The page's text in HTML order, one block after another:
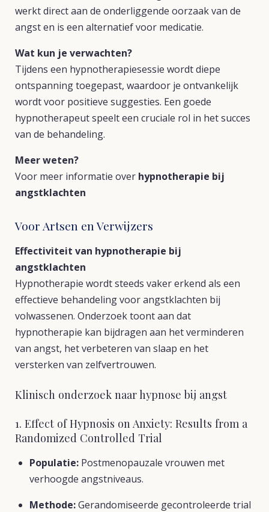
werkt direct aan de onderliggende oorzaak van de
angst en is een alternatief voor medicatie.
Wat kun je verwachten?
Tijdens een hypnotherapiesessie wordt diepe
ontspanning toegepast, waardoor je ontvankelijk
wordt voor positieve suggesties. Een goede
hypnotherapeut speelt een cruciale rol in het succes
van de behandeling.
Meer weten?
Voor meer informatie over hypnotherapie bij
angstklachten
Voor Artsen en Verwijzers
Effectiviteit van hypnotherapie bij
angstklachten
Hypnotherapie wordt steeds vaker erkend als een
effectieve behandeling voor angstklachten bij
volwassenen. Onderzoek toont aan dat
hypnotherapie kan bijdragen aan het verminderen
van angst, het verbeteren van slaap en het
versterken van zelfvertrouwen.
Klinisch onderzoek naar hypnose bij angst
1. Effect of Hypnosis on Anxiety: Results from a
Randomized Controlled Trial
Populatie: Postmenopauzale vrouwen met
verhoogde angstniveaus.
Methode:Gerandomiseerde gecontroleerde trial